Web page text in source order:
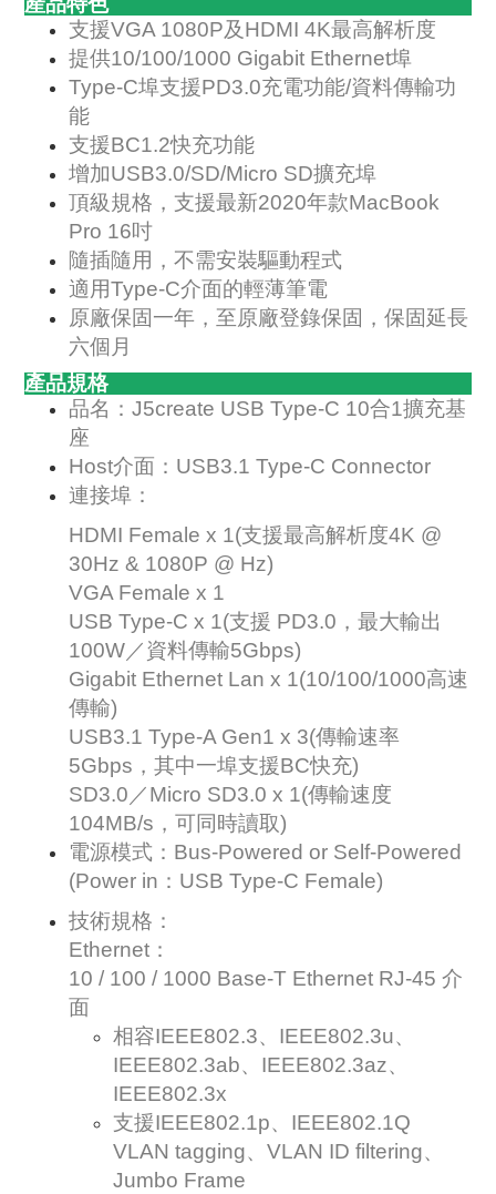
支援VGA 1080P及HDMI 4K最高解析度
提供10/100/1000 Gigabit Ethernet埠
Type-C埠支援PD3.0充電功能/資料傳輸功
能
支援BC1.2快充功能
增加USB3.0/SD/Micro SD擴充埠
頂級規格，支援最新2020年款MacBook
Pro 16吋
隨插隨用，不需安裝驅動程式
適用Type-C介面的輕薄筆電
原廠保固一年，至原廠登錄保固，保固延長
六個月
產品規格
品名：J5create USB Type-C 10合1擴充基
座
Host介面：USB3.1 Type-C Connector
連接埠：
HDMI Female x 1(支援最高解析度4K @
30Hz & 1080P @ Hz)
VGA Female x 1
USB Type-C x 1(支援 PD3.0，最大輸出
100W／資料傳輸5Gbps)
Gigabit Ethernet Lan x 1(10/100/1000高速
傳輸)
USB3.1 Type-A Gen1 x 3(傳輸速率
5Gbps，其中一埠支援BC快充)
SD3.0／Micro SD3.0 x 1(傳輸速度
104MB/s，可同時讀取)
電源模式：Bus-Powered or Self-Powered
(Power in：USB Type-C Female)
技術規格：
Ethernet：
10 / 100 / 1000 Base-T Ethernet RJ-45 介
面
相容IEEE802.3、IEEE802.3u、
IEEE802.3ab、IEEE802.3az、
IEEE802.3x
支援IEEE802.1p、IEEE802.1Q
VLAN tagging、VLAN ID filtering、
Jumbo Frame